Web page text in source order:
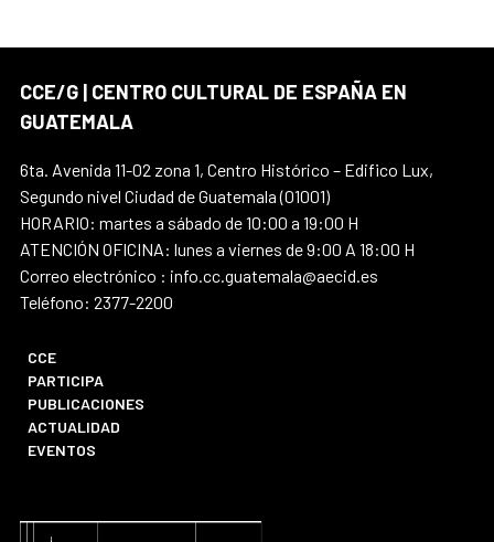
CCE/G | CENTRO CULTURAL DE ESPAÑA EN
GUATEMALA
6ta. Avenida 11-02 zona 1, Centro Histórico – Edifico Lux,
Segundo nivel Ciudad de Guatemala (01001)
HORARIO: martes a sábado de 10:00 a 19:00 H
ATENCIÓN OFICINA: lunes a viernes de 9:00 A 18:00 H
Correo electrónico : info.cc.guatemala@aecid.es
Teléfono: 2377-2200
CCE
PARTICIPA
PUBLICACIONES
ACTUALIDAD
EVENTOS